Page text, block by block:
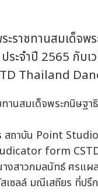
ราชทานสมเด็จพ
ระจำปี 2565 กับเ
Thailand
ถาบัน Point
form
างสาวกมลนัทธ์ ศรแ
ล์ มณีเสถียร ที่ปรึก